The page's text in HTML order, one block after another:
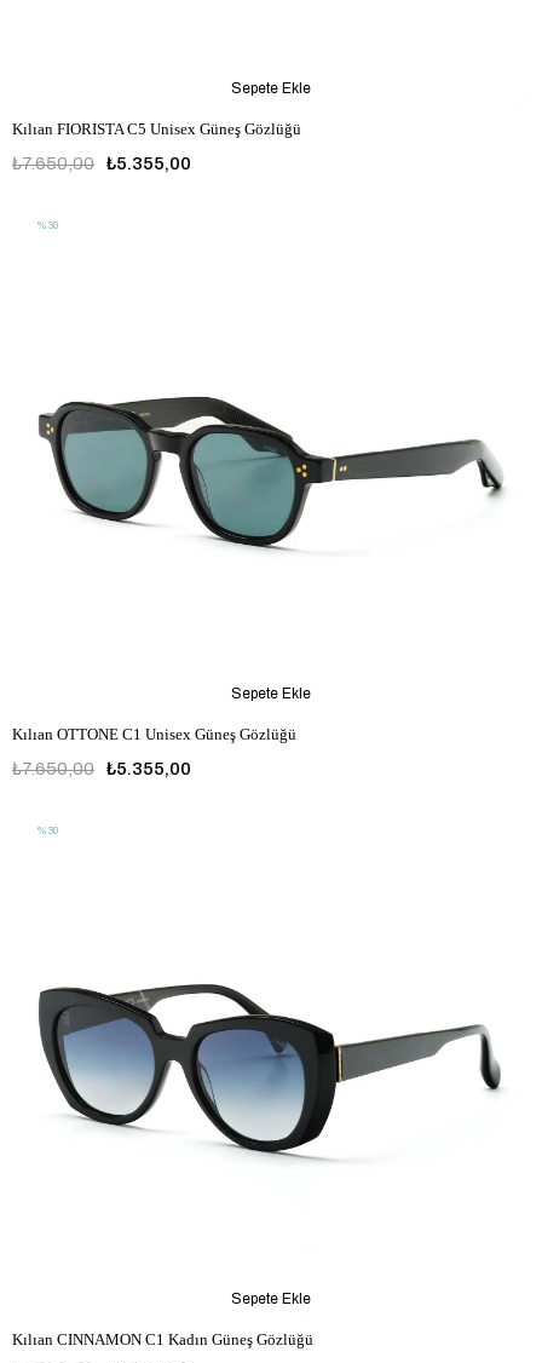
Kılıan FIORISTA C5 Unisex Güneş Gözlüğü
₺5.355,00
₺7.650,00
Sepete Ekle
Kılıan OTTONE C1 Unisex Güneş Gözlüğü
₺5.355,00
₺7.650,00
Sepete Ekle
%30
Kılıan CINNAMON C1 Kadın Güneş Gözlüğü
Sepete Ekle
%30